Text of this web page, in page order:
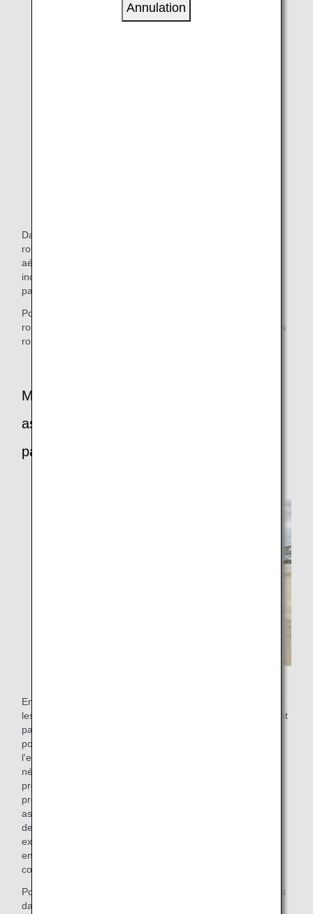
Dans tous les aéroports, nous proposons des fauteuils
roulants aux passagers à mobilité réduite. Dans certains
aéroports, nous disposons également de fauteuils roulants
inclinables et de grands fauteuils roulants pour les
passagers nécessitant une prise en charge particulière.
Pour faciliter l'embarquement des passagers en fauteuil
roulant, des ascenseurs, des monte-escaliers pour fauteuils
roulants et des rampes d'embarquement sont disponibles.
Mise à disposition d'un brancard à
assistance électrique sur demande du
passager
En décembre 2011, un passager qui ne pouvait pas monter
les escaliers a proposé d'équiper les aéroports ne disposant
pas d'ascenseur d'embarquement ni de monte-escaliers
pour fauteuils roulants de brancards dédiés afin de faciliter
l'embarquement et le débarquement des passagers
nécessitant une assistance. Nous avons répondu à cette
proposition en équipant les aéroports, notamment ceux
proposant des vols à bord de petits avions, de brancards à
assistance électrique, un type spécial de fauteuil roulant
destiné à la montée et à la descente d'escaliers. Cet
exemple témoigne de notre volonté de créer un
environnement pratique et sans obstacle en réponse aux
commentaires de nos passagers.
Pour en savoir plus sur la disponibilité des fauteuils roulants
dans les aéroports et la prise en charge des passagers en
Annulation